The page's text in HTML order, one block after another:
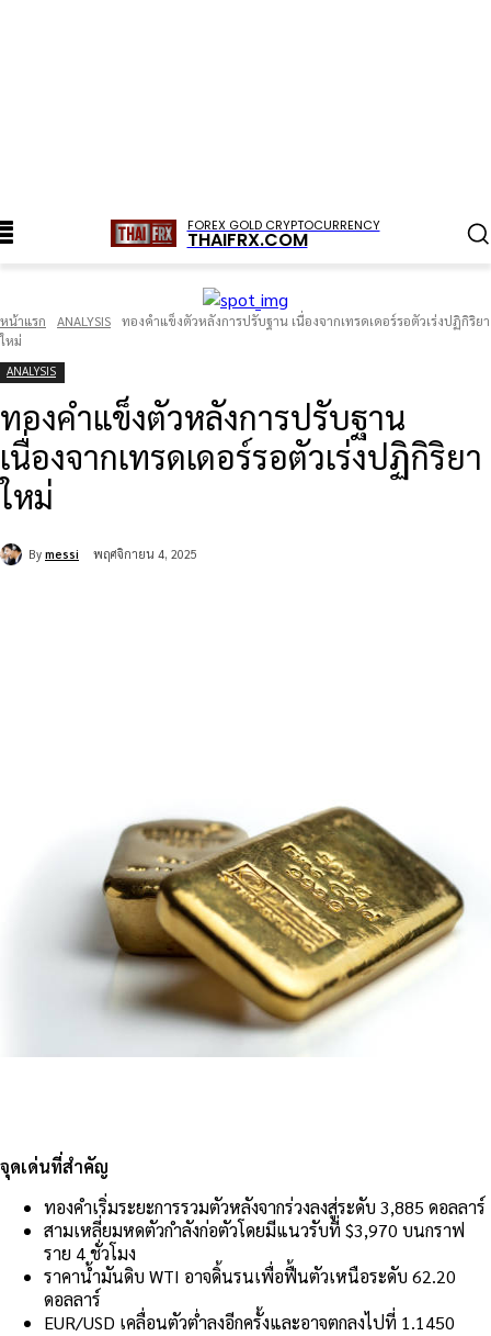
FOREX GOLD CRYPTOCURRENCY
THAIFRX.COM
หน้าแรก ANALYSIS
ทองคำแข็งตัวหลังการปรับฐาน เนื่องจากเทรดเดอร์รอตัวเร่งปฏิกิริยา
ใหม่
ANALYSIS
ทองคำแข็งตัวหลังการปรับฐาน
เนื่องจากเทรดเดอร์รอตัวเร่งปฏิกิริยา
ใหม่
By messi พฤศจิกายน 4, 2025
จุดเด่นที่สำคัญ
ทองคำเริ่มระยะการรวมตัวหลังจากร่วงลงสู่ระดับ 3,885 ดอลลาร์
สามเหลี่ยมหดตัวกำลังก่อตัวโดยมีแนวรับที่ $3,970 บนกราฟ
ราย 4 ชั่วโมง
ราคาน้ำมันดิบ WTI อาจดิ้นรนเพื่อฟื้นตัวเหนือระดับ 62.20
ดอลลาร์
EUR/USD เคลื่อนตัวต่ำลงอีกครั้งและอาจตกลงไปที่ 1.1450